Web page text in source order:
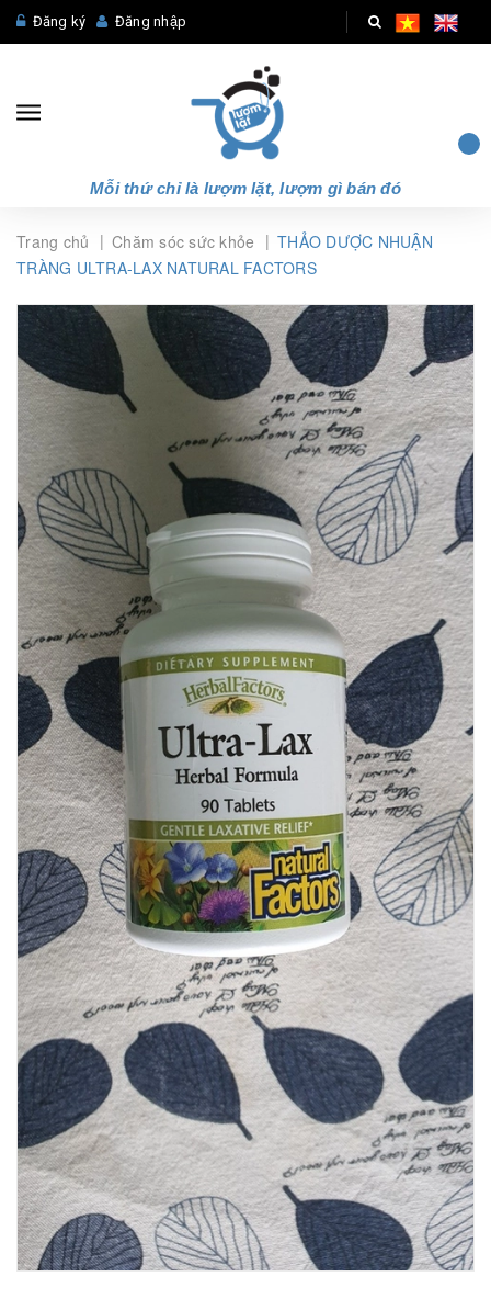
Đăng ký Đăng nhập
Mỗi thứ chỉ là lượm lặt, lượm gì bán đó
Trang chủ | Chăm sóc sức khỏe | THẢO DƯỢC NHUẬN
TRÀNG ULTRA-LAX NATURAL FACTORS